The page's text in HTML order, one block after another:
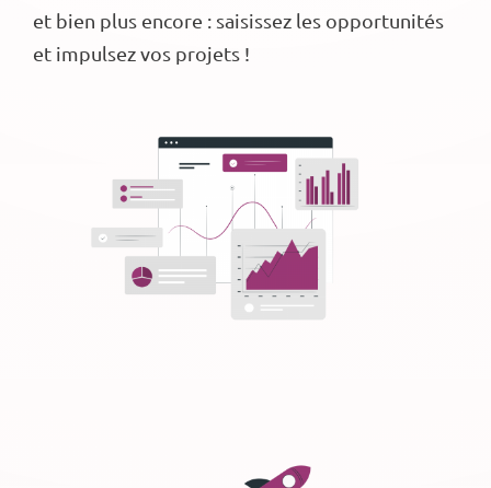
et bien plus encore : saisissez les opportunités
et impulsez vos projets !